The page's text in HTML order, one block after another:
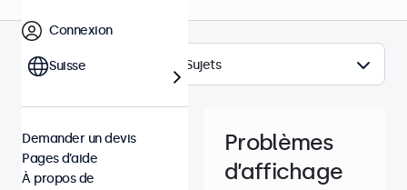
Sujets
Problèmes
d’affichage
Connexion
Suisse
Demander un devis
Pages d’aide
À propos de